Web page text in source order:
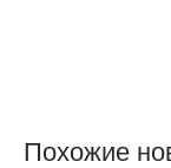
Похожие